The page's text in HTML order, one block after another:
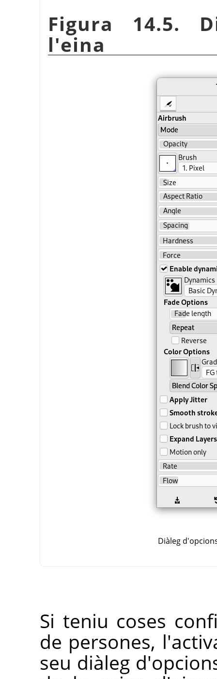
Figura 14.5.
l'eina
Diàleg
Si teniu coses
de persones,
seu diàleg